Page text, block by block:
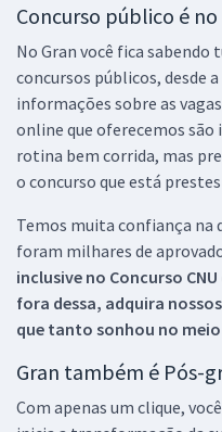
Concurso público é no
No Gran você fica sabendo
concursos públicos, desde
informações sobre as
online que oferecemos são
rotina bem corrida, mas
o concurso que está
Temos muita confiança na
foram milhares de
inclusive no Concurso CNU
fora dessa, adquira
que tanto sonhou no
Gran também é Pós-
Com apenas um clique,